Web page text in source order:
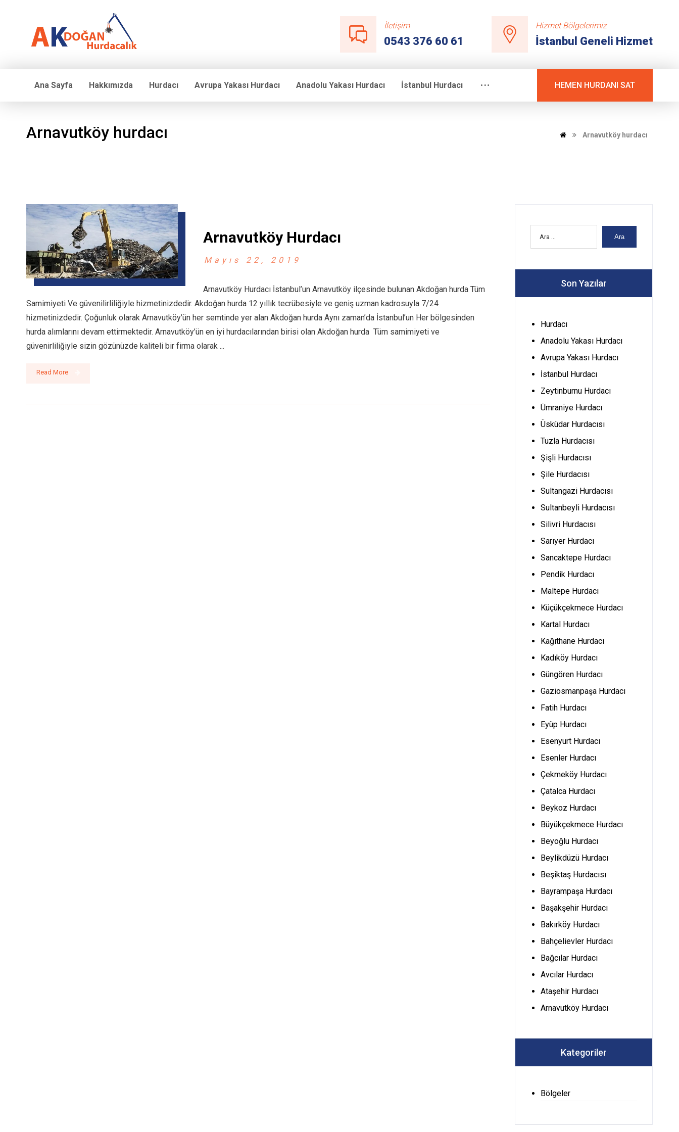
Hizmet Bölgelerimiz
İstanbul Geneli Hizmet
İletişim
0543 376 60 61
Ana Sayfa Hakkımızda Hurdacı Avrupa Yakası Hurdacı Anadolu Yakası Hurdacı İstanbul Hurdacı HEMEN HURDANI SAT
Arnavutköy hurdacı Arnavutköy hurdacı
Arnavutköy Hurdacı
Mayıs 22, 2019
Arnavutköy Hurdacı İstanbul’un Arnavutköy ilçesinde bulunan Akdoğan hurda Tüm
Samimiyeti Ve güvenilirliliğiyle hizmetinizdedir. Akdoğan hurda 12 yıllık tecrübesiyle ve geniş uzman kadrosuyla 7/24
hizmetinizdedir. Çoğunluk olarak Arnavutköy’ün her semtinde yer alan Akdoğan hurda Aynı zaman’da İstanbul’un Her bölgesinden
hurda alımlarını devam ettirmektedir. Arnavutköy’ün en iyi hurdacılarından birisi olan Akdoğan hurda Tüm samimiyeti ve
güvenirliliğiyle sizin gözünüzde kaliteli bir firma olarak ...
Read More
Ara
Son Yazılar
Hurdacı
Anadolu Yakası Hurdacı
Avrupa Yakası Hurdacı
İstanbul Hurdacı
Zeytinburnu Hurdacı
Ümraniye Hurdacı
Üsküdar Hurdacısı
Tuzla Hurdacısı
Şişli Hurdacısı
Şile Hurdacısı
Sultangazi Hurdacısı
Sultanbeyli Hurdacısı
Silivri Hurdacısı
Sarıyer Hurdacı
Sancaktepe Hurdacı
Pendik Hurdacı
Maltepe Hurdacı
Küçükçekmece Hurdacı
Kartal Hurdacı
Kağıthane Hurdacı
Kadıköy Hurdacı
Güngören Hurdacı
Gaziosmanpaşa Hurdacı
Fatih Hurdacı
Eyüp Hurdacı
Esenyurt Hurdacı
Esenler Hurdacı
Çekmeköy Hurdacı
Çatalca Hurdacı
Beykoz Hurdacı
Büyükçekmece Hurdacı
Beyoğlu Hurdacı
Beylikdüzü Hurdacı
Beşiktaş Hurdacısı
Bayrampaşa Hurdacı
Başakşehir Hurdacı
Bakırköy Hurdacı
Bahçelievler Hurdacı
Bağcılar Hurdacı
Avcılar Hurdacı
Ataşehir Hurdacı
Arnavutköy Hurdacı
Kategoriler
Bölgeler